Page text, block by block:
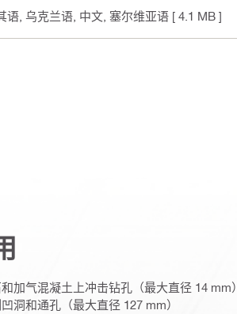
语, 乌克兰语, 中文, 塞尔维亚语 [ 4.1 MB ]
加气混凝土上冲击钻孔（最大直径 14 mm）
洞和通孔（最大直径 127 mm）